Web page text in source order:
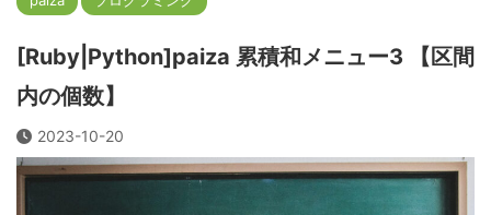
[Ruby|Python]paiza 累積和メニュー3 【区間
内の個数】
2023-10-20